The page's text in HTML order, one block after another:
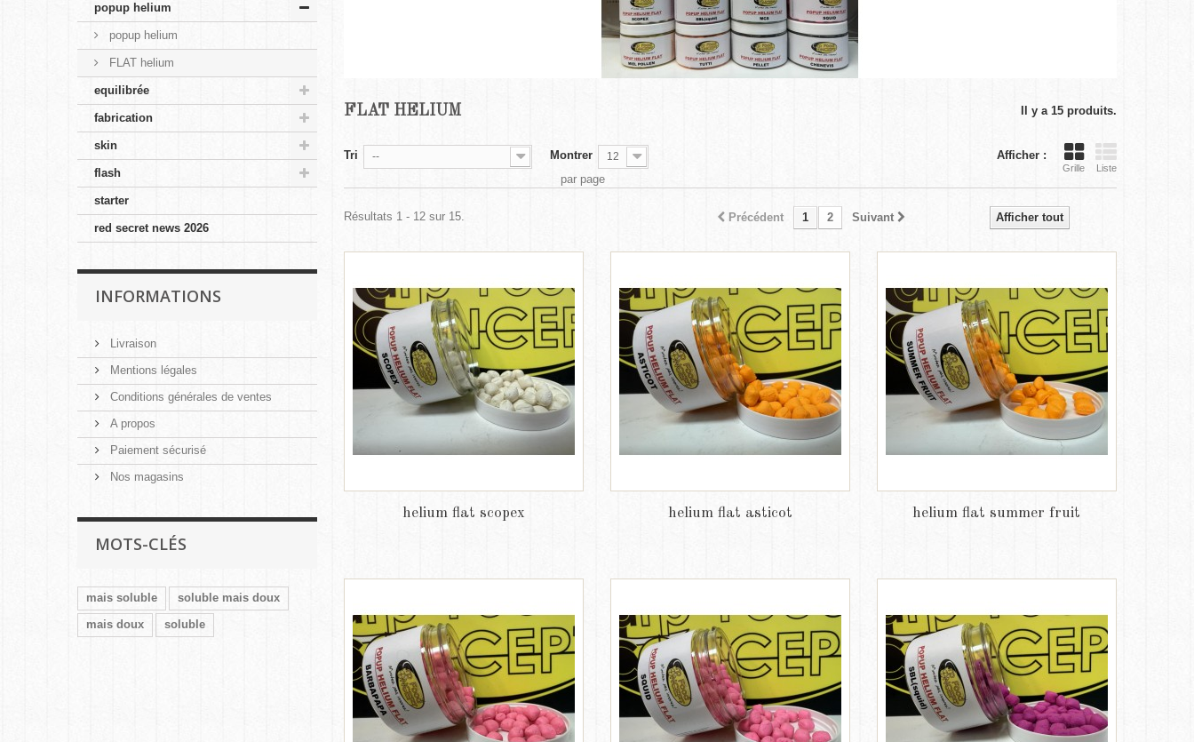
popup helium
popup helium
FLAT helium
equilibrée
fabrication
skin
flash
starter
red secret news 2026
INFORMATIONS
Livraison
Mentions légales
Conditions générales de ventes
A propos
Paiement sécurisé
Nos magasins
MOTS-CLÉS
mais soluble
soluble mais doux
mais doux
soluble
FLAT HELIUM Il y a 15 produits.
Afficher :
Grille Liste
Tri -- Montrer 12
par page
Afficher tout
Précédent 1 2 Suivant
Résultats 1 - 12 sur 15.
helium flat scopex helium flat asticot helium flat summer fruit